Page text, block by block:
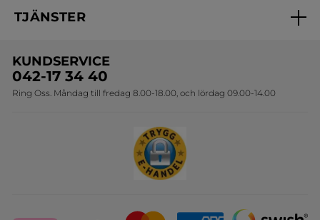
Online prislista
Erbjudanden
Travelsize
Sets
TJÄNSTER
Onlineprislista för postorder
KUNDSERVICE
042-17 34 40
Ring Oss. Måndag till fredag 8.00-18.00, och lördag 09.00-14.00